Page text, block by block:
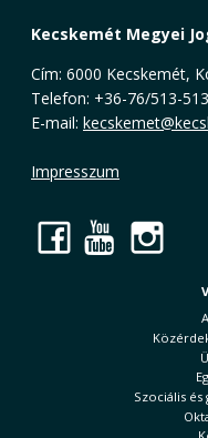
Kecskemét Megyei
Cím: 6000 Kecskemét,
Telefon: +36-76/513-513
E-mail:
Impresszum
Szociális